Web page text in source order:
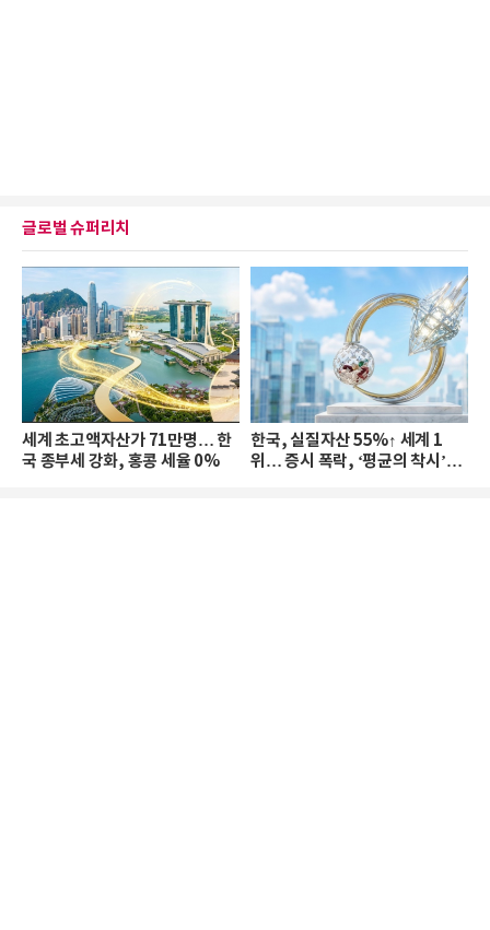
글로벌 슈퍼리치
세계 초고액자산가 71만명… 한
국 종부세 강화, 홍콩 세율 0%
한국, 실질자산 55%↑ 세계 1
위… 증시 폭락, ‘평균의 착시’와